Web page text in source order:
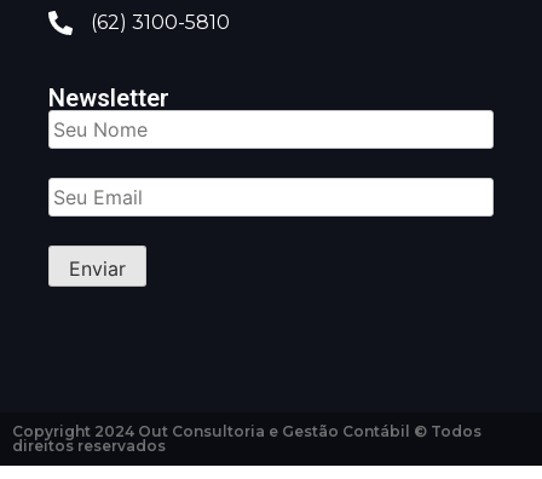
(62) 3100-5810
Newsletter
Copyright 2024 Out Consultoria e Gestão Contábil © Todos
direitos reservados